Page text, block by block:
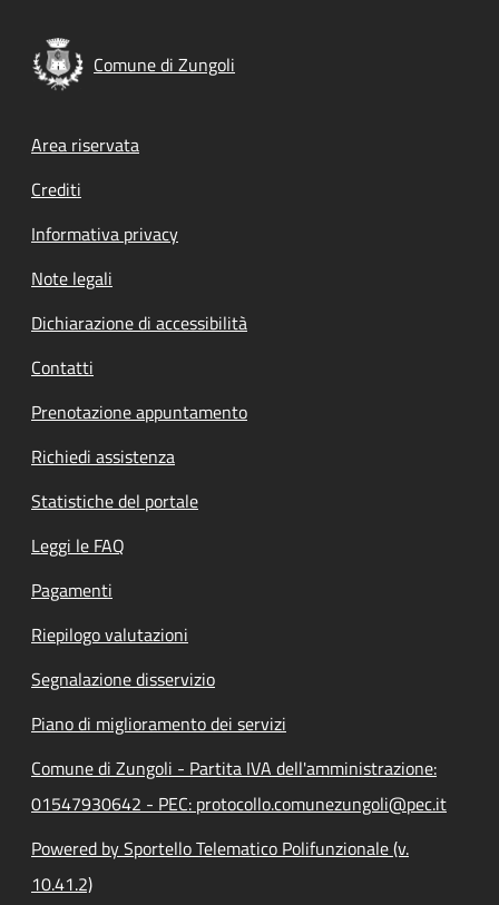
Comune di Zungoli
Footer menu
Area riservata
Crediti
Informativa privacy
Note legali
Dichiarazione di accessibilità
Contatti
Prenotazione appuntamento
Richiedi assistenza
Statistiche del portale
Leggi le FAQ
Pagamenti
Riepilogo valutazioni
Segnalazione disservizio
Piano di miglioramento dei servizi
Comune di Zungoli - Partita IVA dell'amministrazione:
01547930642 - PEC: protocollo.comunezungoli@pec.it
Powered by Sportello Telematico Polifunzionale (v.
10.41.2)